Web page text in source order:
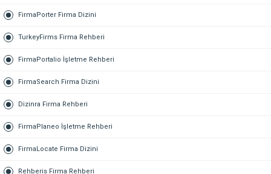
FirmaPorter Firma Dizini
TurkeyFirms Firma Rehberi
FirmaPortalio İşletme Rehberi
FirmaSearch Firma Dizini
Dizinra Firma Rehberi
FirmaPlaneo İşletme Rehberi
FirmaLocate Firma Dizini
Rehberis Firma Rehberi